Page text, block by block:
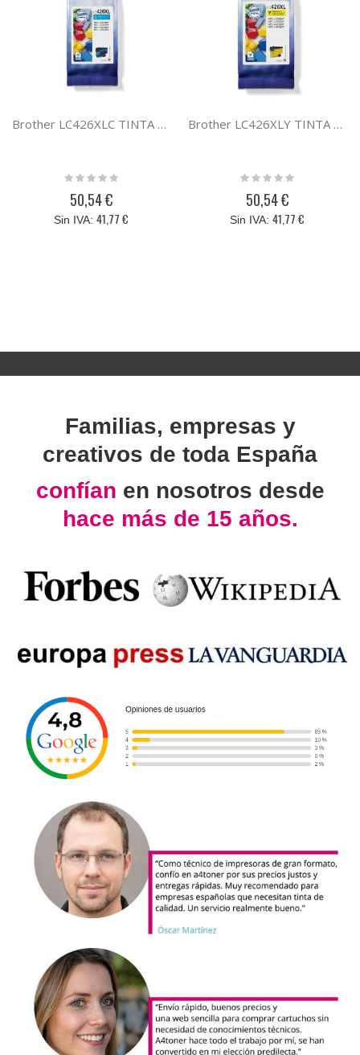
Brother LC426XLC TINTA CIAN XL LC426XLC
Rating:
50,54 €
41,77 €
Brother LC426XLY TINTA AMARILLO XL LC426XLY
Rating:
50,54 €
41,77 €
Familias, empresas y
creativos de toda España
confían en nosotros desde
hace más de 15 años.